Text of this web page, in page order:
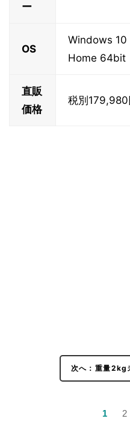
ー
OS
Windows 10
Home 64bit
直販
価格
税別179,980
次へ：重量2kg
1 2